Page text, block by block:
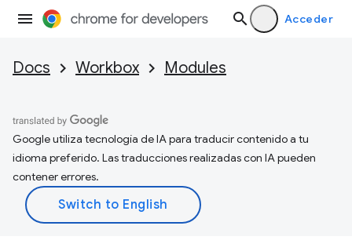
Acceder
Docs Workbox Modules
Google utiliza tecnología de IA para traducir contenido a tu
idioma preferido. Las traducciones realizadas con IA pueden
contener errores.